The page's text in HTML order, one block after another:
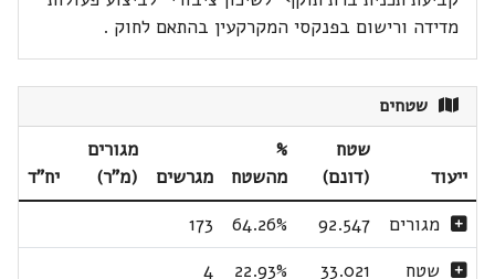
מדידה ורישום בפנקסי המקרקעין בהתאם לחוק .
שטחים
ייעוד
שטח
(דונם)
%
מהשטח
מגרשים
מגורים
(מ"ר)
יח"ד
מגורים
92.547
64.26%
173
שטח
33.021
22.93%
4